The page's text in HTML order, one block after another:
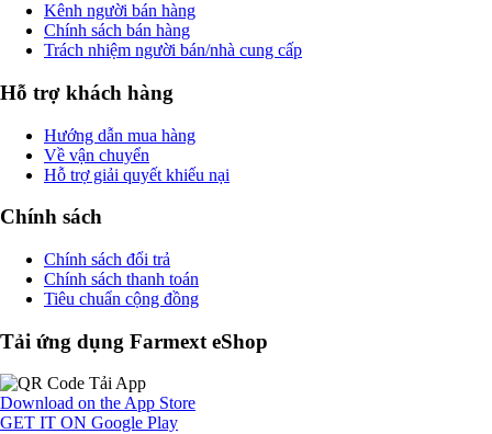
Kênh người bán hàng
Chính sách bán hàng
Trách nhiệm người bán/nhà cung cấp
Hỗ trợ khách hàng
Hướng dẫn mua hàng
Về vận chuyển
Hỗ trợ giải quyết khiếu nại
Chính sách
Chính sách đổi trả
Chính sách thanh toán
Tiêu chuẩn cộng đồng
Tải ứng dụng Farmext eShop
Download on theApp Store
GET IT ON Google Play